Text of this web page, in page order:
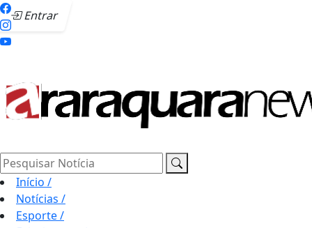
Entrar
Pesquisar Notícia
Início /
Notícias /
Esporte/